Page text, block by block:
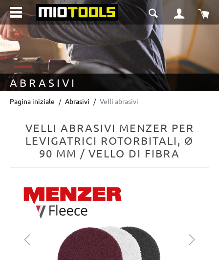
principale Il
ABRASIVI
Pagina iniziale Abrasivi Velli abrasivi
VELLI ABRASIVI MENZER PER
LEVIGATRICI ROTORBITALI, Ø
90 MM / VELLO DI FIBRA
Salta la galleria di immagini